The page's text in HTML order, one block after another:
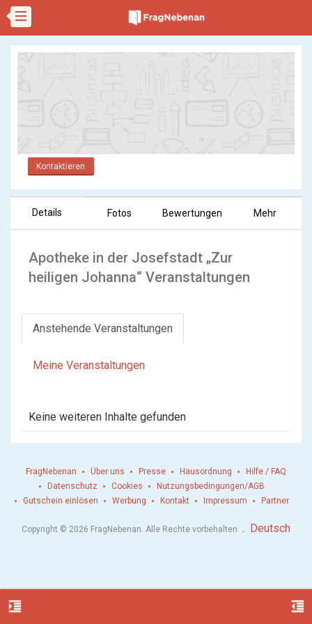
Kontaktieren
Details Fotos Bewertungen Mehr
Apotheke in der Josefstadt „Zur
heiligen Johanna“ Veranstaltungen
Anstehende Veranstaltungen
Meine Veranstaltungen
Keine weiteren Inhalte gefunden
format_indent_increase format_indent_decrease
FragNebenan Über uns Presse Hausordnung
Hilfe / FAQ
Datenschutz
Cookies
Nutzungsbedingungen/AGB
Gutschein einlösen
Werbung Kontakt Impressum Partner
Copyright © 2026 FragNebenan. Alle Rechte vorbehalten . Deutsch